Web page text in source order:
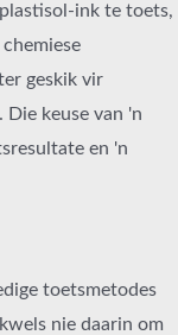
ink te toets,
geskik vir
keuse van 'n
en 'n
toetsmetodes
nie daarin om